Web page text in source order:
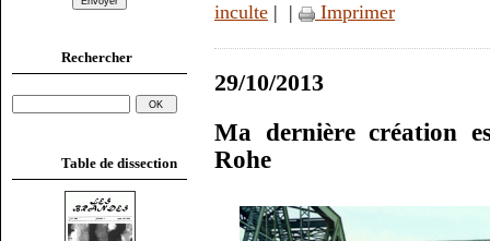
Rechercher
Table de dissection
inculte | | Imprimer
29/10/2013
Ma dernière création
Rohe